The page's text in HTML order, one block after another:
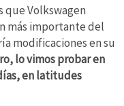
que Volkswagen
más importante del
modificaciones en su
lo vimos probar en
en latitudes